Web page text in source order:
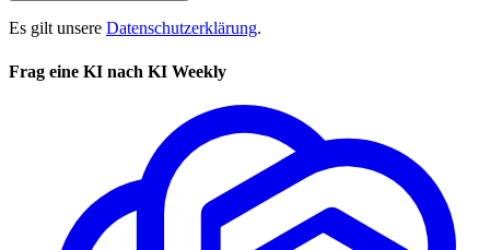
Es gilt unsere Datenschutzerklärung.
Frag eine KI nach KI Weekly